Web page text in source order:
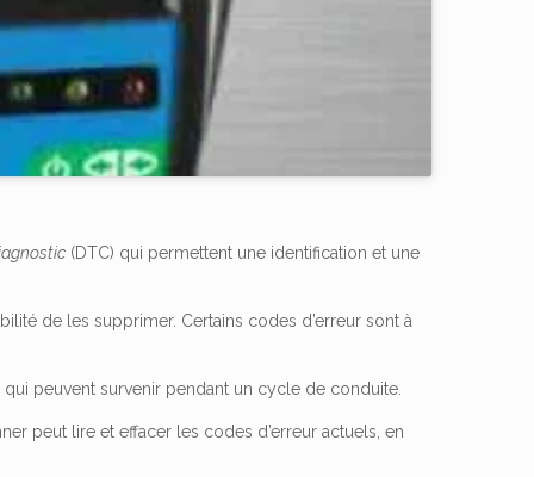
(DTC) qui permettent une identification et une
de les supprimer. Certains codes d’erreur sont à
peuvent survenir pendant un cycle de conduite.
peut lire et effacer les codes d’erreur actuels, en